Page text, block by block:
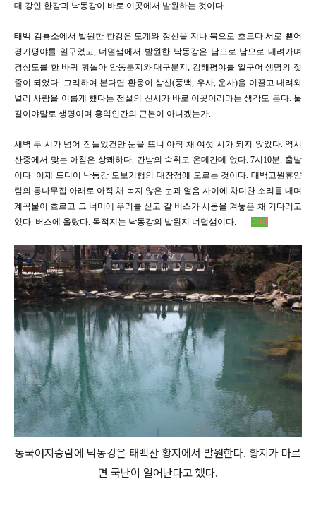
대 강인 한강과 낙동강이 바로 이곳에서 발원하는 것이다.
태백 검룡소에서 발원한 한강은 도계와 정선을 지나 북으로 흐르다 서로 뻗어
경기평야를 일구었고, 너덜샘에서 발원한 낙동강은 남으로 남으로 내려가며
경상도를 한 바퀴 휘돌아 안동분지와 대구분지, 김해평야를 일구어 생명의 젖
줄이 되었다. 그리하여 본다면 환웅이 삼신(풍백, 우사, 운사)을 이끌고 내려와
널리 사람을 이롭게 했다는 전설의 신시가 바로 이곳이리라는 생각도 든다. 물
길이야말로 생명이며 홍익인간의 근본이 아니겠는가.
새벽 두 시가 넘어 잠들었건만 눈을 뜨니 아직 채 여섯 시가 되지 않았다. 역시
산중에서 맞는 아침은 상쾌하다. 간밤의 숙취도 온데간데 없다.7시10분. 출발
이다. 이제 드디어 낙동강 도보기행의 대장정에 오르는 것이다. 태백고원휴양
림의 통나무집 아래로 아직 채 녹지 않은 눈과 얼음 사이에 차디찬 소리를 내며
계곡물이 흐르고 그 너머에 우리를 싣고 갈 버스가 시동을 켜놓은 채 기다리고
있다. 버스에 올랐다. 목적지는 낙동강의 발원지 너덜샘이다. 파비
동국여지승람에 낙동강은 태백산 황지에서 발원한다. 황지가 마르
면 국난이 일어난다고 했다.